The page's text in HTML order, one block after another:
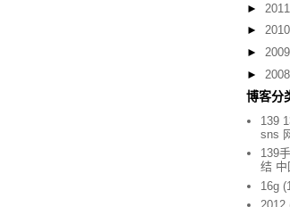
► 2011
► 2010
► 2009
► 2008
博客分
139
sns
139
结 中
16g